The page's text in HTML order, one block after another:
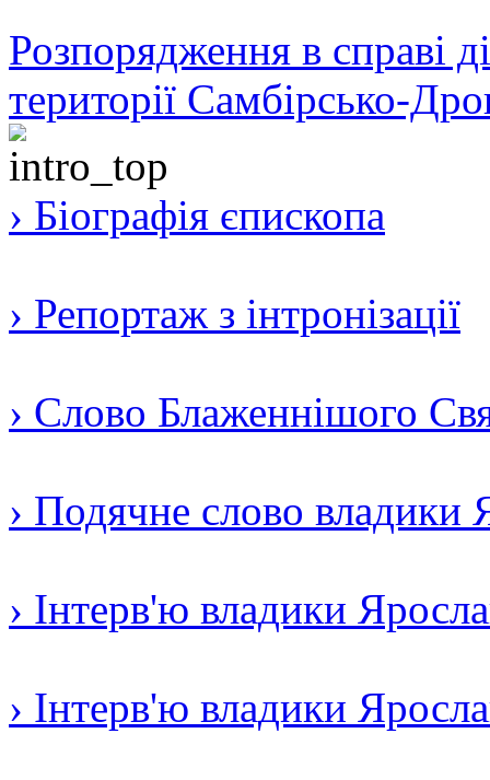
Розпорядження в справі
території Самбірсько-
› Біографія єпископа
› Репортаж з інтронізації
› Слово Блаженнішого
› Подячне слово владики
› Інтерв'ю владики
› Інтерв'ю владики